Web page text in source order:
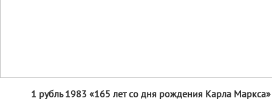
1 рубль 1983 «165 лет со дня рождения Карла